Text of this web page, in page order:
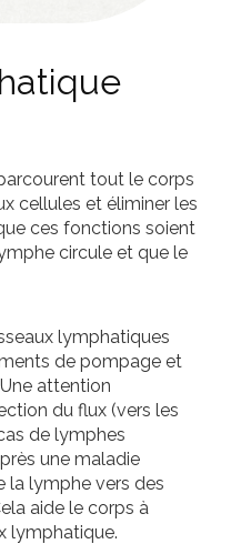
tout le corps
cellules et éliminer les
ces fonctions soient
circule et que le
lymphatiques
de pompage et
attention
du flux (vers les
de lymphes
une maladie
la lymphe vers des
aide le corps à
lymphatique.